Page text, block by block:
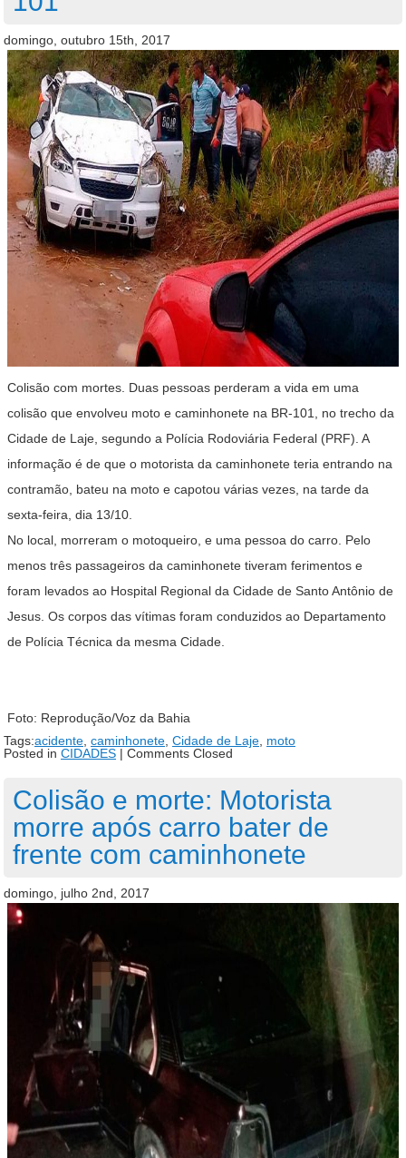
domingo, outubro 15th, 2017
Colisão com mortes. Duas pessoas perderam a vida em uma
colisão que envolveu moto e caminhonete na BR-101, no trecho da
Cidade de Laje, segundo a Polícia Rodoviária Federal (PRF). A
informação é de que o motorista da caminhonete teria entrando na
contramão, bateu na moto e capotou várias vezes, na tarde da
sexta-feira, dia 13/10.
No local, morreram o motoqueiro, e uma pessoa do carro. Pelo
menos três passageiros da caminhonete tiveram ferimentos e
foram levados ao Hospital Regional da Cidade de Santo Antônio de
Jesus. Os corpos das vítimas foram conduzidos ao Departamento
de Polícia Técnica da mesma Cidade.
Foto: Reprodução/Voz da Bahia
Tags:acidente caminhonete Cidade de Laje moto
Posted in CIDADES | Comments Closed
Colisão e morte: Motorista
morre após carro bater de
frente com caminhonete
domingo, julho 2nd, 2017